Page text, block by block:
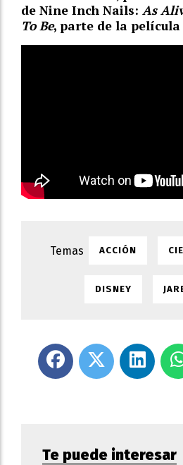
de Nine Inch Nails: As
To Be, parte de la película
ACCIÓN
DISNEY
Te puede interesar